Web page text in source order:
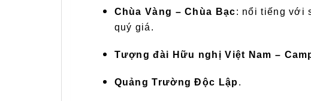
Chùa Vàng – Chùa Bạc: nổi tiếng với
quý giá.
Tượng đài Hữu nghị Việt Nam –
Quảng Trường Độc Lập.